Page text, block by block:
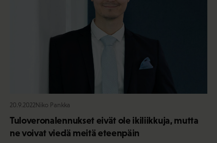
20.9.2022Niko Pankka
Tuloveronalennukset eivät ole ikiliikkuja, mutta
ne voivat viedä meitä eteenpäin